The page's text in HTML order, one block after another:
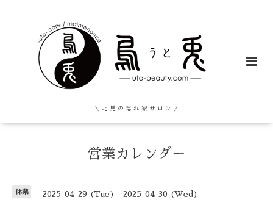
＼ 北 見 の 隠 れ 家 サ ロ ン ／
営業カレンダー
休業 2025-04-29 (Tue) - 2025-04-30 (Wed)